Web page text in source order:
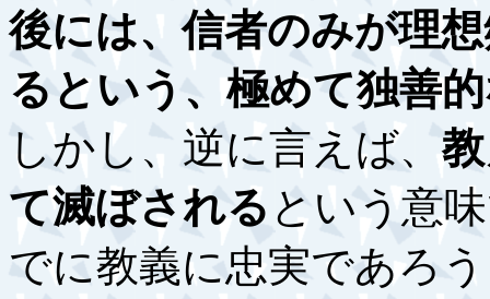
後には、信者のみが理
るという、極めて独善
しかし、逆に言えば、
て滅ぼされる という意
でに教義に忠実であろ